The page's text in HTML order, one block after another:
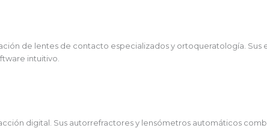
de lentes de contacto especializados y ortoqueratología.
intuitivo.
digital. Sus autorrefractores y lensómetros automáticos